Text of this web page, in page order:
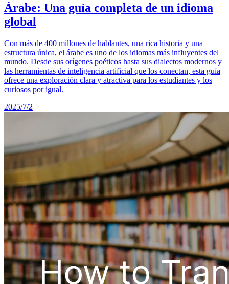
Árabe: Una guía completa de un idioma
global
Con más de 400 millones de hablantes, una rica historia y una
estructura única, el árabe es uno de los idiomas más influyentes del
mundo. Desde sus orígenes poéticos hasta sus dialectos modernos y
las herramientas de inteligencia artificial que los conectan, esta guía
ofrece una exploración clara y atractiva para los estudiantes y los
curiosos por igual.
2025/7/2